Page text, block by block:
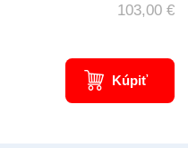
103,00 €
Kúpiť